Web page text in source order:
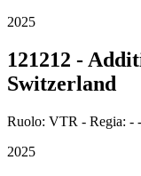
2025
121212 -
Switzerland
Ruolo: VTR - Regia: -
2025